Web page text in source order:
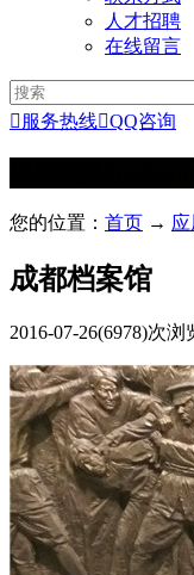
人才招聘
在线留言
 服务热线QQ咨询
您的位置： 首页 → 应
成都档案馆
2016-07-26(6978)次浏